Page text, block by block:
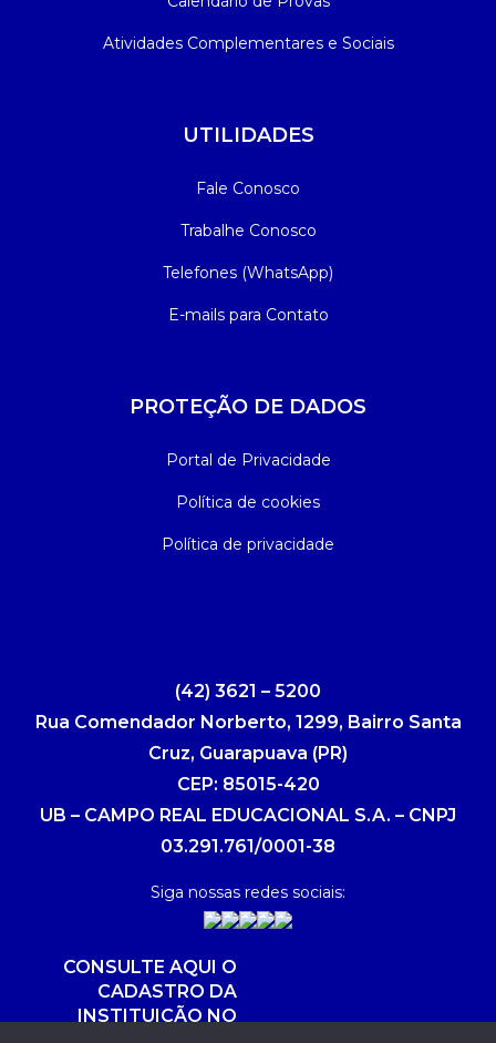
Atividades Complementares e Sociais
UTILIDADES
Fale Conosco
Trabalhe Conosco
Telefones (WhatsApp)
E-mails para Contato
PROTEÇÃO DE DADOS
Portal de Privacidade
Política de cookies
Política de privacidade
(42) 3621 – 5200
Rua Comendador Norberto, 1299, Bairro Santa
Cruz, Guarapuava (PR)
CEP: 85015-420
UB – CAMPO REAL EDUCACIONAL S.A. – CNPJ
03.291.761/0001-38
Siga nossas redes sociais:
CONSULTE AQUI O
CADASTRO DA
INSTITUIÇÃO NO